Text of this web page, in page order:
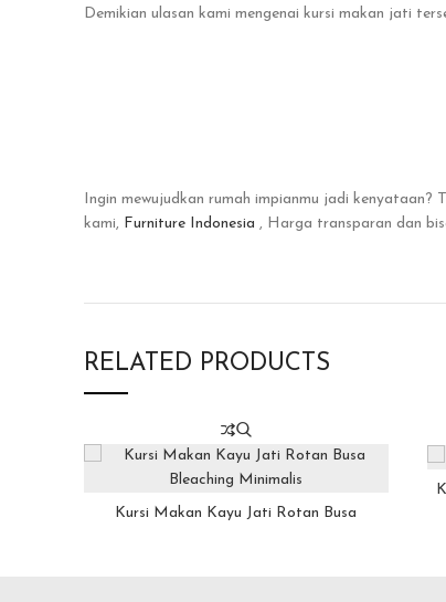
Demikian ulasan kami mengenai kursi makan jati
Ingin mewujudkan rumah impianmu jadi kenyataan?
kami, Furniture Indonesia , Harga transparan dan
RELATED PRODUCTS
Kursi Makan Kayu Jati Rotan Busa